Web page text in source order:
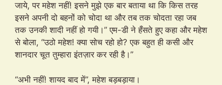
जाये, पर महेश नहीं! इसने मुझे एक बार बताया था कि किस तरह
इसने अपनी दो बहनों को चोदा था और तब तक चोदता रहा जब
तक उनकी शादी नहीं हो गयी।” एम-डी ने हँसते हुए कहा और महेश
से बोला, “उठो महेश! क्या सोच रहो हो? एक बहुत ही कसी और
शानदार चूत तुम्हारा इंतज़ार कर रही है।”
“अभी नहीं! शायद बाद में”, महेश बड़बड़ाया।